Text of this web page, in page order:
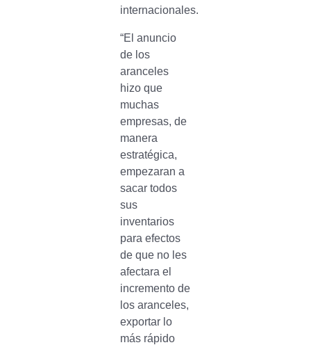
internacionales.
“El anuncio
de los
aranceles
hizo que
muchas
empresas, de
manera
estratégica,
empezaran a
sacar todos
sus
inventarios
para efectos
de que no les
afectara el
incremento de
los aranceles,
exportar lo
más rápido